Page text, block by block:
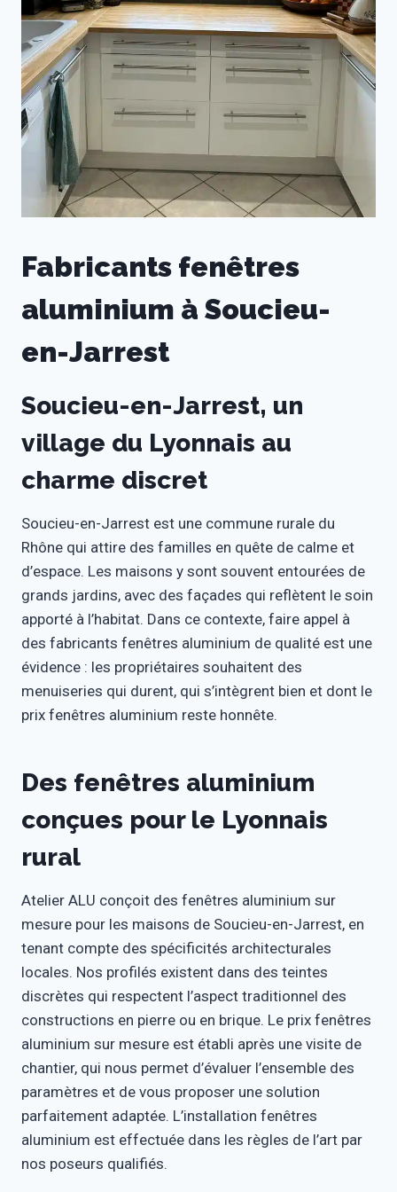
Fabricants fenêtres
aluminium à Soucieu-
en-Jarrest
Soucieu-en-Jarrest, un
village du Lyonnais au
charme discret
Soucieu-en-Jarrest est une commune rurale du
Rhône qui attire des familles en quête de calme et
d’espace. Les maisons y sont souvent entourées de
grands jardins, avec des façades qui reflètent le soin
apporté à l’habitat. Dans ce contexte, faire appel à
des fabricants fenêtres aluminium de qualité est une
évidence : les propriétaires souhaitent des
menuiseries qui durent, qui s’intègrent bien et dont le
prix fenêtres aluminium reste honnête.
Des fenêtres aluminium
conçues pour le Lyonnais
rural
Atelier ALU conçoit des fenêtres aluminium sur
mesure pour les maisons de Soucieu-en-Jarrest, en
tenant compte des spécificités architecturales
locales. Nos profilés existent dans des teintes
discrètes qui respectent l’aspect traditionnel des
constructions en pierre ou en brique. Le prix fenêtres
aluminium sur mesure est établi après une visite de
chantier, qui nous permet d’évaluer l’ensemble des
paramètres et de vous proposer une solution
parfaitement adaptée. L’installation fenêtres
aluminium est effectuée dans les règles de l’art par
nos poseurs qualifiés.